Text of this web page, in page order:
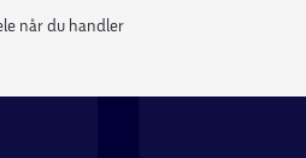
når du handler